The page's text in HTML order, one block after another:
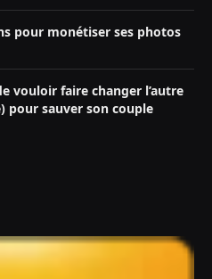
pour monétiser ses photos
vouloir faire changer l’autre
pour sauver son couple